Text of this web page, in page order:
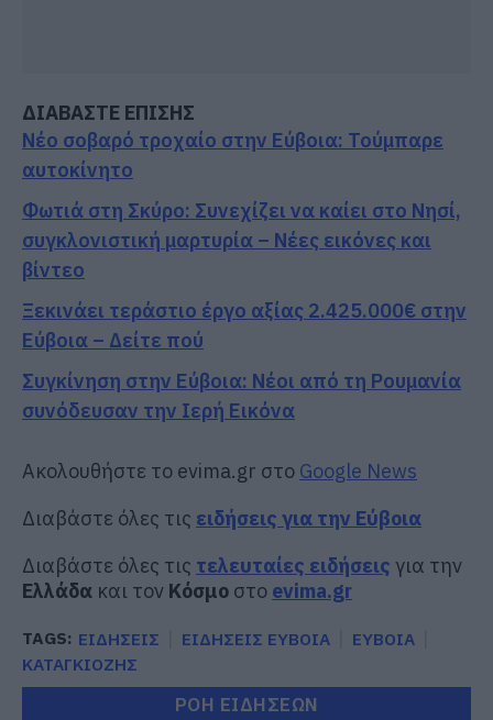
ΔΙΑΒΑΣΤΕ ΕΠΙΣΗΣ
Νέο σοβαρό τροχαίο στην Εύβοια: Τούμπαρε
αυτοκίνητο
Φωτιά στη Σκύρο: Συνεχίζει να καίει στο Νησί,
συγκλονιστική μαρτυρία – Νέες εικόνες και
βίντεο
Ξεκινάει τεράστιο έργο αξίας 2.425.000€ στην
Εύβοια – Δείτε πού
Συγκίνηση στην Εύβοια: Νέοι από τη Ρουμανία
συνόδευσαν την Ιερή Εικόνα
Ακολουθήστε το evima.gr στο Google News
Διαβάστε όλες τις ειδήσεις για την Εύβοια
Διαβάστε όλες τις τελευταίες ειδήσεις για την
Ελλάδα και τον Κόσμο στο evima.gr
TAGS: ΕΙΔΗΣΕΙΣ ΕΙΔΗΣΕΙΣ ΕΥΒΟΙΑ
ΕΥΒΟΙΑ
ΚΑΤΑΓΚΙΟΖΗΣ
ΡΟΗ ΕΙΔΗΣΕΩΝ